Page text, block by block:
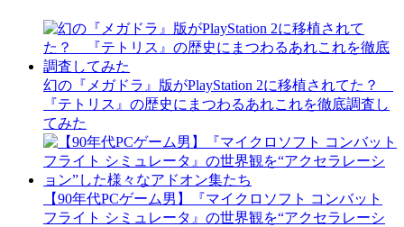
幻の『メガドラ』版がPlayStation 2に移植されてた？
『テトリス』の歴史にまつわるあれこれを徹底調査し
てみた
【90年代PCゲーム男】『マイクロソフト コンバット
フライト シミュレータ』の世界観を“アクセラレーシ